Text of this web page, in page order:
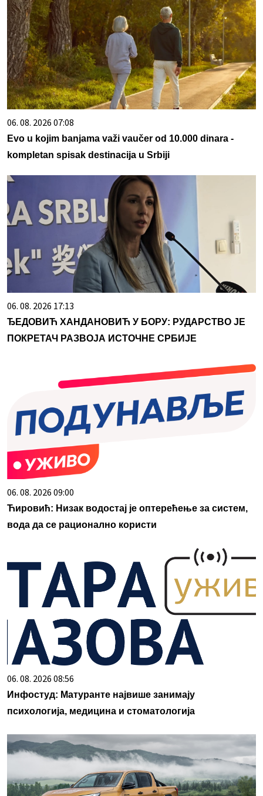
06. 08. 2026 07:08
Evo u kojim banjama važi vaučer od 10.000 dinara -
kompletan spisak destinacija u Srbiji
06. 08. 2026 17:13
ЂЕДОВИЋ ХАНДАНОВИЋ У БОРУ: РУДАРСТВО ЈЕ
ПОКРЕТАЧ РАЗВОЈА ИСТОЧНЕ СРБИЈЕ
06. 08. 2026 09:00
Ћировић: Низак водостај је оптерећење за систем,
вода да се рационално користи
06. 08. 2026 08:56
Инфостуд: Матуранте највише занимају
психологија, медицина и стоматологија